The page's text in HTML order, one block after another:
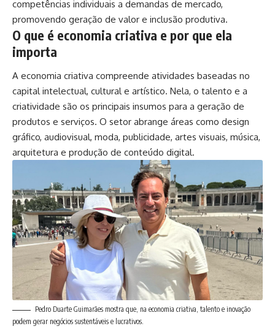
competências individuais a demandas de mercado,
promovendo geração de valor e inclusão produtiva.
O que é economia criativa e por que ela
importa
A economia criativa compreende atividades baseadas no
capital intelectual, cultural e artístico. Nela, o talento e a
criatividade são os principais insumos para a geração de
produtos e serviços. O setor abrange áreas como design
gráfico, audiovisual, moda, publicidade, artes visuais, música,
arquitetura e produção de conteúdo digital.
Pedro Duarte Guimarães mostra que, na economia criativa, talento e inovação
podem gerar negócios sustentáveis e lucrativos.